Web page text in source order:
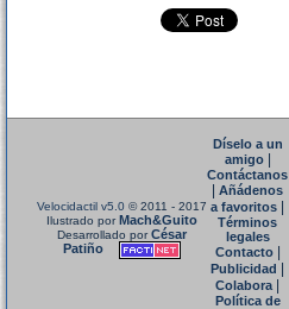
Velocidactil v5.0 © 2011 - 2017
Ilustrado porMach&Guito
Desarrollado porCésar
Patiño
Díselo a un
amigo|
Contáctanos
Añádenos
a favoritos
Términos
legales
Contacto|
Publicidad
Colabora|
Política de